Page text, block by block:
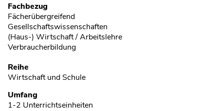
Fachbezug
Fächerübergreifend
Gesellschaftswissenschaften
(Haus-) Wirtschaft / Arbeitslehre
Verbraucherbildung
Reihe
Wirtschaft und Schule
Umfang
1-2 Unterrichtseinheiten